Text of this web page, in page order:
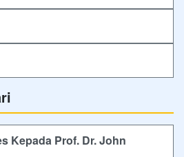
Kepada Prof. Dr. John